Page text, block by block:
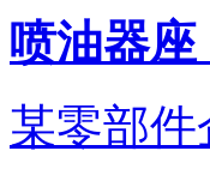
喷油器座
某零部件